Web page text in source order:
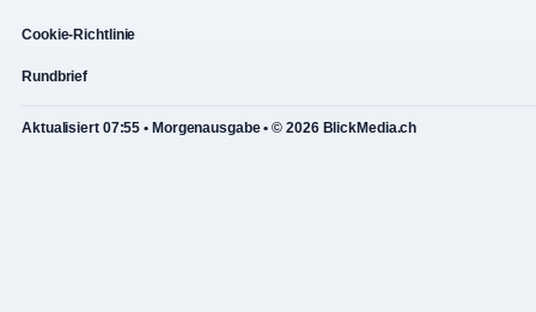
Cookie-Richtlinie
Rundbrief
Aktualisiert 07:55 • Morgenausgabe • © 2026 BlickMedia.ch